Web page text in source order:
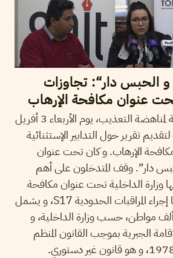
و الحبس دار“: تجاوزات
عنوان مكافحة الإرهاب
عقدت المنظمة الوطنية لمناهضة التعذيب، يوم الأربعاء 3 أفريل
لتقديم تقرير حول التدابير الإستثنائية
مكافحة الإرهاب. و كان تحت عنوان
دار”. وقف المتدخلون على أهم
وزارة الداخلية تحت عنوان مكافحة
الإرهاب، و خاصةً منها إجراء المراقبات الحدودية S17، و يشمل
الإجراء قرابة 30 ألف مواطن، حسب وزارة الداخلية، و
الجبرية بموجب القانون المنظم